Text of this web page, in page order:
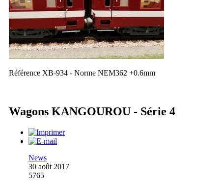
Référence XB-934 - Norme NEM362 +0.6mm
Wagons KANGOUROU - Série 4
News
30 août 2017
5765